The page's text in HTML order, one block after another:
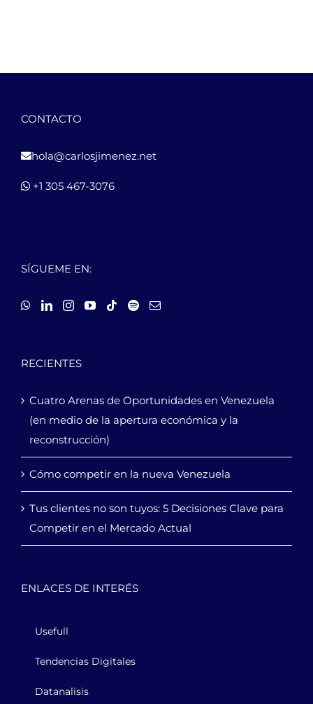
CONTACTO
hola@carlosjimenez.net
+1 305 467-3076
SÍGUEME EN:
RECIENTES
Cuatro Arenas de Oportunidades en Venezuela
(en medio de la apertura económica y la
reconstrucción)
Cómo competir en la nueva Venezuela
Tus clientes no son tuyos: 5 Decisiones Clave para
Competir en el Mercado Actual
ENLACES DE INTERÉS
Usefull
Tendencias Digitales
Datanalisis